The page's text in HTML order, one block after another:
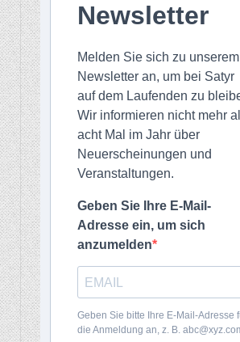
Newsletter
Melden Sie sich zu unserem
Newsletter an, um bei Satyr
auf dem Laufenden zu
Wir informieren nicht mehr
acht Mal im Jahr über
Neuerscheinungen und
Veranstaltungen.
Geben Sie Ihre E-Mail-
Adresse ein, um sich
anzumelden
Geben Sie bitte Ihre E-Mail-Adresse
die Anmeldung an, z. B.